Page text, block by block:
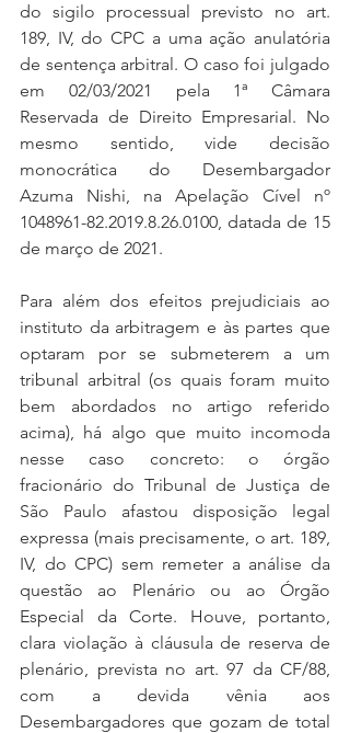
do sigilo processual previsto no art.
189, IV, do CPC a uma ação anulatória
de sentença arbitral. O caso foi julgado
em 02/03/2021 pela 1ª Câmara
Reservada de Direito Empresarial. No
mesmo sentido, vide decisão
monocrática do Desembargador
Azuma Nishi, na Apelação Cível nº
1048961-82.2019.8.26.0100, datada de 15
de março de 2021.
Para além dos efeitos prejudiciais ao
instituto da arbitragem e às partes que
optaram por se submeterem a um
tribunal arbitral (os quais foram muito
bem abordados no artigo referido
acima), há algo que muito incomoda
nesse caso concreto: o órgão
fracionário do Tribunal de Justiça de
São Paulo afastou disposição legal
expressa (mais precisamente, o art. 189,
IV, do CPC) sem remeter a análise da
questão ao Plenário ou ao Órgão
Especial da Corte. Houve, portanto,
clara violação à cláusula de reserva de
plenário, prevista no art. 97 da CF/88,
com a devida vênia aos
Desembargadores que gozam de total